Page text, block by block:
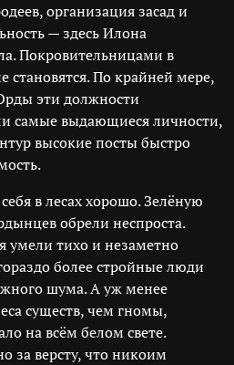
организация засад и
— здесь Илона
Покровительницами в
становятся. По крайней мере,
эти должности
самые выдающиеся личности,
высокие посты быстро
в лесах хорошо. Зелёную
обрели неспроста.
умели тихо и незаметно
более стройные люди
шума. А уж менее
существ, чем гномы,
на всём белом свете.
за версту, что никоим